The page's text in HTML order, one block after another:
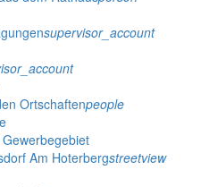
supervisor_account
Ortschaftenpeople
Am Hoterbergstreetview